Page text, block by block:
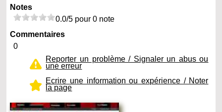
Notes
0.0/5 pour 0 note
Commentaires
0
Reporter un problème / Signaler un abus ou
une erreur
Ecrire une information ou expérience / Noter
la page